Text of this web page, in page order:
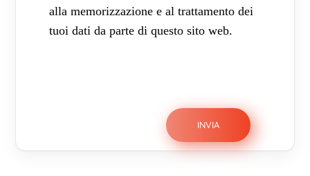
alla memorizzazione e al trattamento dei
tuoi dati da parte di questo sito web.